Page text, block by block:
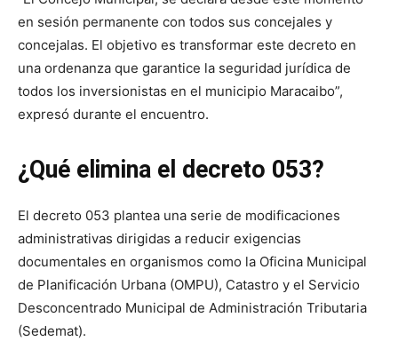
en sesión permanente con todos sus concejales y
concejalas. El objetivo es transformar este decreto en
una ordenanza que garantice la seguridad jurídica de
todos los inversionistas en el municipio Maracaibo”,
expresó durante el encuentro.
¿Qué elimina el decreto 053?
El decreto 053 plantea una serie de modificaciones
administrativas dirigidas a reducir exigencias
documentales en organismos como la Oficina Municipal
de Planificación Urbana (OMPU), Catastro y el Servicio
Desconcentrado Municipal de Administración Tributaria
(Sedemat).